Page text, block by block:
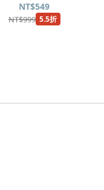
NT$549
NT$999 5.5折